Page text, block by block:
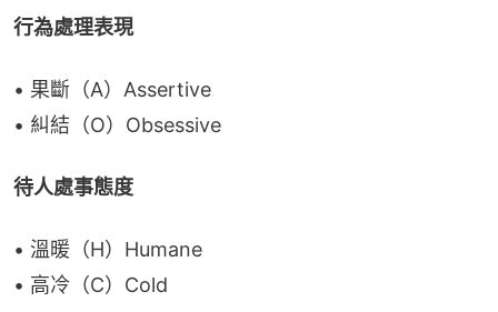
行為處理表現
• 果斷（A）Assertive
• 糾結（O）Obsessive
待人處事態度
• 溫暖（H）Humane
• 高冷（C）Cold